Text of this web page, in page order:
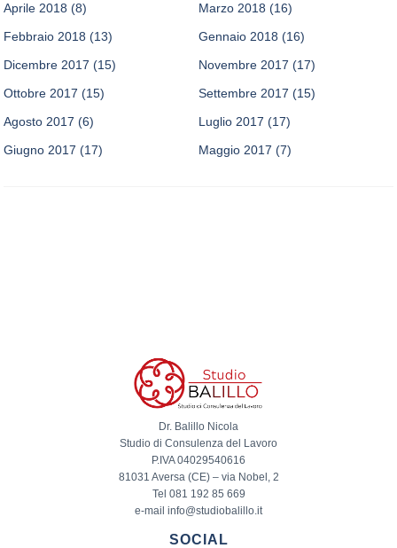
Aprile 2018 (8) Marzo 2018 (16)
Febbraio 2018 (13) Gennaio 2018 (16)
Dicembre 2017 (15) Novembre 2017 (17)
Ottobre 2017 (15) Settembre 2017 (15)
Agosto 2017 (6) Luglio 2017 (17)
Giugno 2017 (17) Maggio 2017 (7)
Dr. Balillo Nicola
Studio di Consulenza del Lavoro
P.IVA 04029540616
81031 Aversa (CE) – via Nobel, 2
Tel 081 192 85 669
e-mail info@studiobalillo.it
SOCIAL